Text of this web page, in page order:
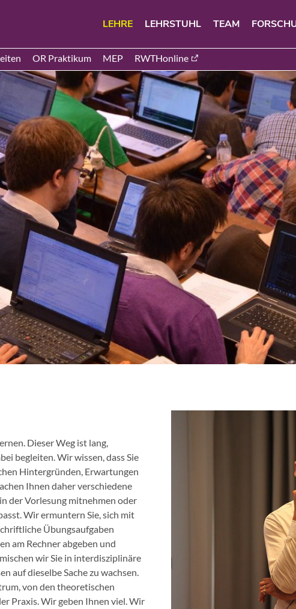
LEHRE LEHRSTUHL TEAM
OR Praktikum MEP RWTHonline
Dieser Weg ist lang,
begleiten. Wir wissen, dass Sie
Hintergründen, Erwartungen
Ihnen daher verschiedene
der Vorlesung mitnehmen oder
Wir ermuntern Sie, sich mit
Übungsaufgaben
am Rechner abgeben und
wir Sie in interdisziplinäre
auf dieselbe Sache zu wachsen.
von den theoretischen
Praxis. Wir geben Ihnen viel. Wir